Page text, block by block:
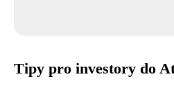
Tipy pro investory do